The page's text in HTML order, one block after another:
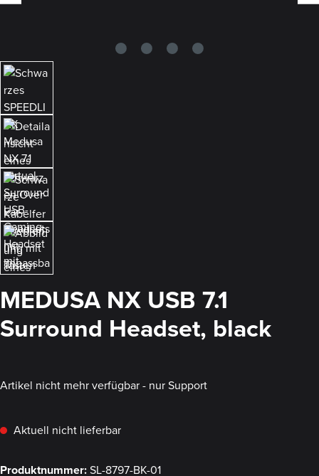
MEDUSA NX USB 7.1
Surround Headset, black
Artikel nicht mehr verfügbar - nur Support
Aktuell nicht lieferbar
Produktnummer:SL-8797-BK-01